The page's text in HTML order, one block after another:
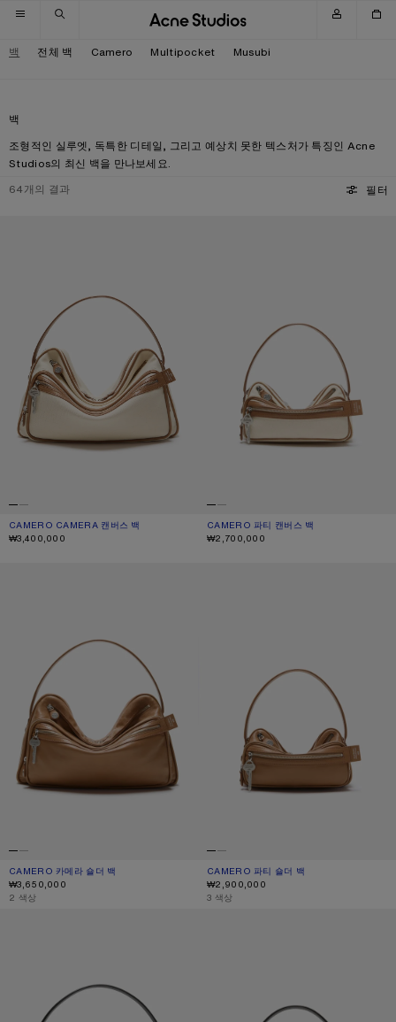
내비게이션으로 넘기기
메인 콘텐츠로 넘기기
하단으로 넘기기
백 전체 백 Camero Multipocket Musubi
백
조형적인 실루엣, 독특한 디테일, 그리고 예상치 못한 텍스처가 특징인 Acne
Studios의 최신 백을 만나보세요.
64개의 결과 필터
CAMERO CAMERA 캔버스 백
현재 색상: 크림 베이지/브라운
가격: ₩3,400,000.
₩3,400,000
CAMERO 파티 캔버스 백
현재 색상: 크림 베이지/브라운
가격: ₩2,700,000.
₩2,700,000
CAMERO 카메라 숄더 백
현재 색상: 카라멜 브라운
가격: ₩3,650,000.
₩3,650,000
,2 색상
CAMERO 파티 숄더 백
현재 색상: 카라멜 브라운
가격: ₩2,900,000.
₩2,900,000
,3 색상